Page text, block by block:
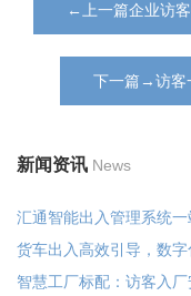
←上一篇企业访
下一篇→访客
新闻资讯 News
汇通智能出入管理系统一
货车出入高效引导，数字
智慧工厂标配：访客入厂